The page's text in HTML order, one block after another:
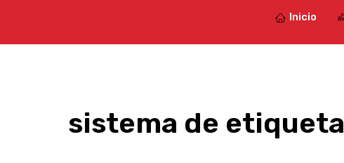
Inicio
sistema de